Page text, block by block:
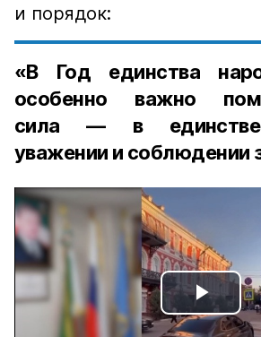
и порядок:
«В Год единства
особенно важно
сила — в
уважении и соблюдении
Play